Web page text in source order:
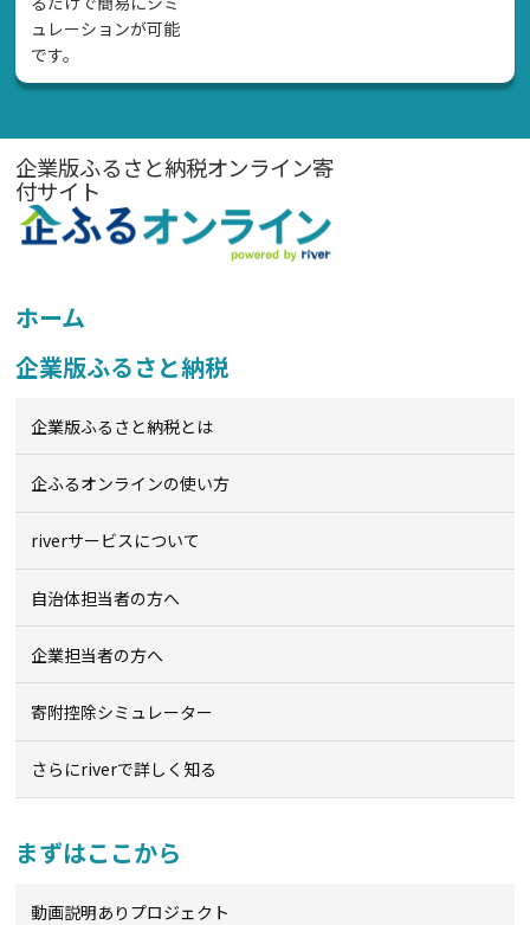
ュレーションが可能
です。
企業版ふるさと納税オンライン寄
付サイト
ホーム
企業版ふるさと納税
企業版ふるさと納税とは
企ふるオンラインの使い方
riverサービスについて
自治体担当者の方へ
企業担当者の方へ
寄附控除シミュレーター
さらにriverで詳しく知る
まずはここから
動画説明ありプロジェクト